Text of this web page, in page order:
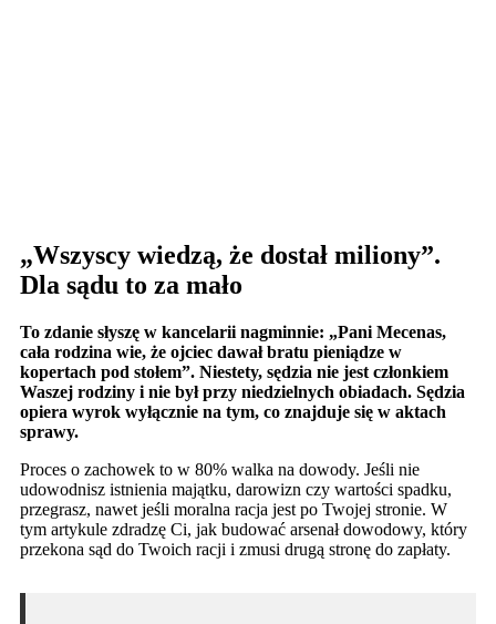
„Wszyscy wiedzą, że dostał miliony”.
Dla sądu to za mało
To zdanie słyszę w kancelarii nagminnie: „Pani Mecenas,
cała rodzina wie, że ojciec dawał bratu pieniądze w
kopertach pod stołem”. Niestety, sędzia nie jest członkiem
Waszej rodziny i nie był przy niedzielnych obiadach. Sędzia
opiera wyrok wyłącznie na tym, co znajduje się w aktach
sprawy.
Proces o zachowek to w 80% walka na dowody. Jeśli nie
udowodnisz istnienia majątku, darowizn czy wartości spadku,
przegrasz, nawet jeśli moralna racja jest po Twojej stronie. W
tym artykule zdradzę Ci, jak budować arsenał dowodowy, który
przekona sąd do Twoich racji i zmusi drugą stronę do zapłaty.